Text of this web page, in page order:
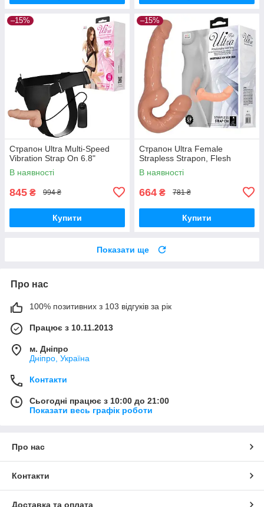
–15%
Страпон Ultra Multi-Speed
Vibration Strap On 6.8"
В наявності
845 ₴ 994 ₴
Купити
–15%
Страпон Ultra Female
Strapless Strapon, Flesh
В наявності
664 ₴ 781 ₴
Купити
Показати ще
Про нас
100% позитивних з 103 відгуків за рік
Працює з 10.11.2013
м. Дніпро
Дніпро, Україна
Контакти
Сьогодні працює з 10:00 до 21:00
Показати весь графік роботи
Про нас
Контакти
Доставка та оплата